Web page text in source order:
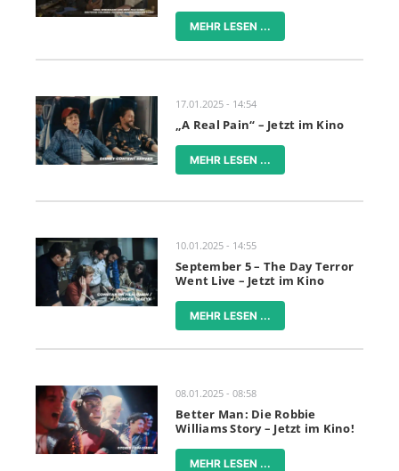
MEHR LESEN ...
17.01.2025 - 14:54
„A Real Pain“ – Jetzt im Kino
MEHR LESEN ...
10.01.2025 - 14:55
September 5 – The Day Terror
Went Live – Jetzt im Kino
MEHR LESEN ...
08.01.2025 - 08:58
Better Man: Die Robbie
Williams Story – Jetzt im Kino!
MEHR LESEN ...